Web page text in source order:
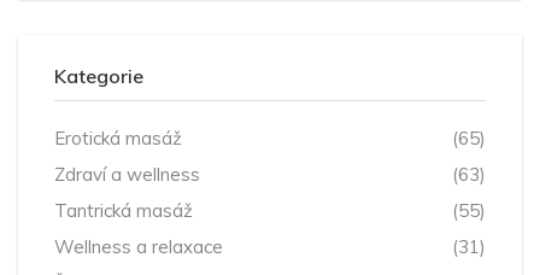
Kategorie
Erotická masáž
(65)
Zdraví a wellness
(63)
Tantrická masáž
(55)
Wellness a relaxace
(31)